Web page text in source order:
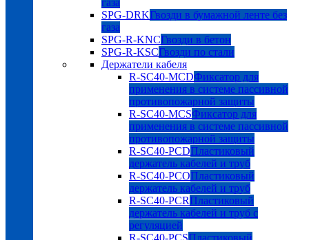
газа
SPG-DRKГвозди в бумажной ленте без
газа
SPG-R-KNCГвозди в бетон
SPG-R-KSCГвозди по стали
Держатели кабеля
R-SC40-MCDФиксатор для
применения в системе пассивной
противопожарной защиты
R-SC40-MCSФиксатор для
применения в системе пассивной
противопожарной защиты
R-SC40-PCDПластиковый
держатель кабелей и труб
R-SC40-PCOПластиковый
держатель кабелей и труб
R-SC40-PCRПластиковый
держатель кабелей и труб с
регуляцией
R-SC40-PCSПластиковый